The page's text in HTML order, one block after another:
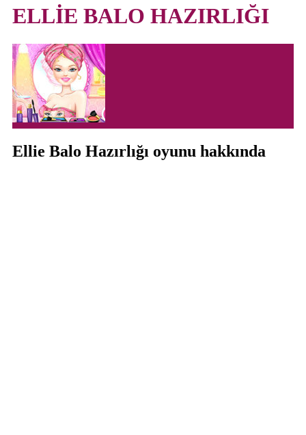
ELLİE BALO HAZIRLIĞI
Ellie Balo Hazırlığı oyunu hakkında